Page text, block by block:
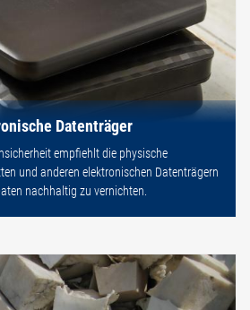
Datenträger
empfiehlt die physische
und anderen elektronischen Datenträgern
nachhaltig zu vernichten.